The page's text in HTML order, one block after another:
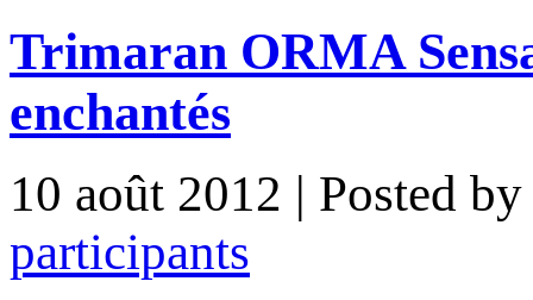
Trimaran ORMA
enchantés
10 août 2012 | Posted
participants